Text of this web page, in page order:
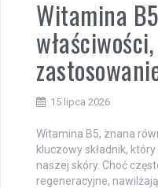
Witamina
15 lipca 2026
Witamina B5, znana
kluczowy składnik,
naszej skóry. Choć
regeneracyjne,